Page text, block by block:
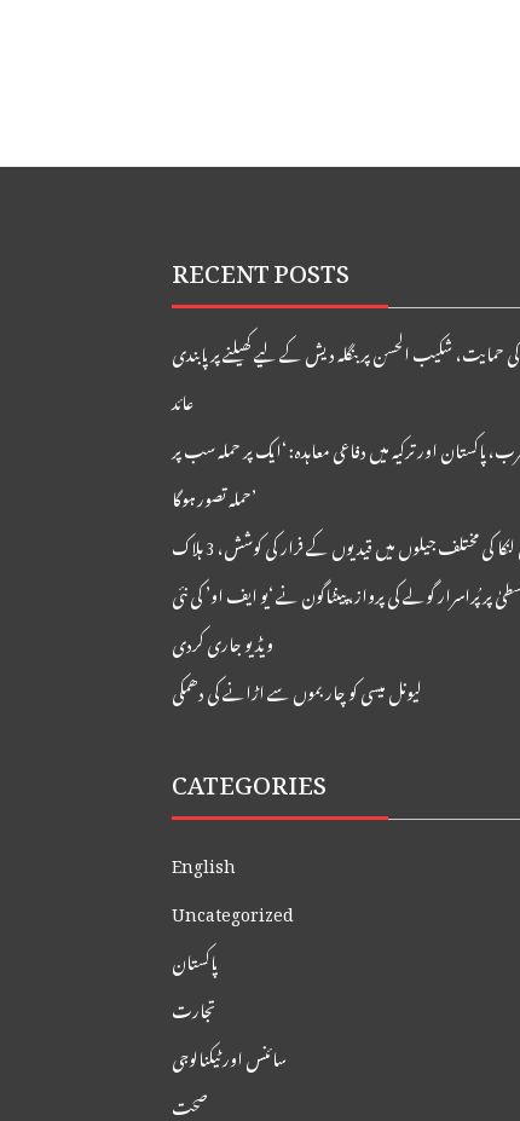
RECENT POSTS
حمایت، شکیب الحسن پر بنگلہ دیش کے لیے کھیلنے پر پابندی
عائد
پاکستان اور ترکیہ میں دفاعی معاہدہ: ‘ایک پر حملہ سب پر
حملہ تصور ہوگا’
کی مختلف جیلوں میں قیدیوں کے فرار کی کوشش، 3 ہلاک
پر پُراسرار گولے کی پرواز، پینٹاگون نے ‘یو ایف او’ کی نئی
ویڈیو جاری کردی
لیونل میسی کو چار بموں سے اڑانے کی دھمکی
CATEGORIES
English
Uncategorized
پاکستان
تجارت
سائنس اور ٹیکنالوجی
صحت